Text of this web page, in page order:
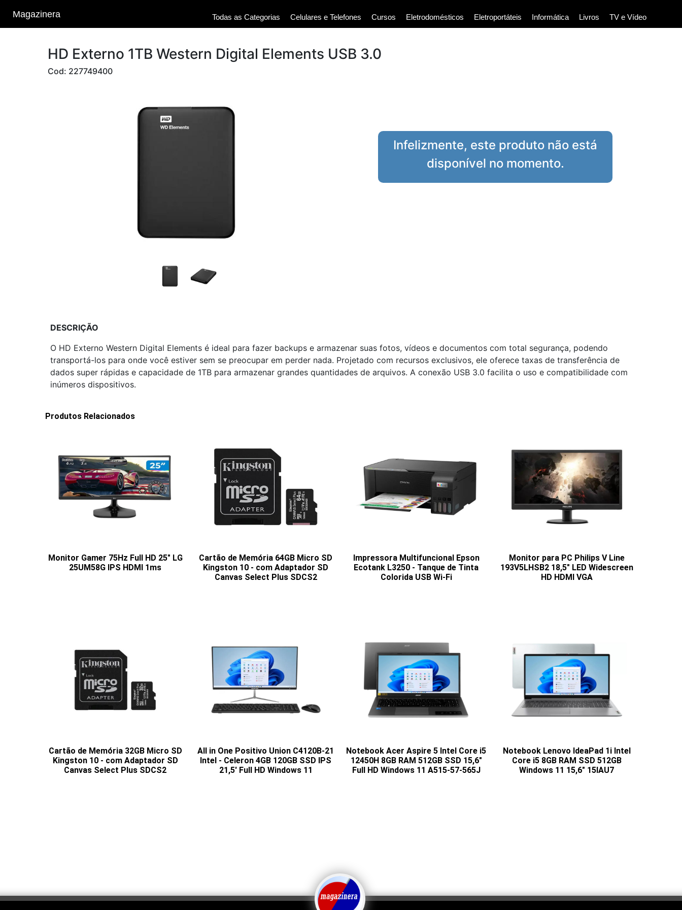
Magazinera Todas as Categorias Celulares e Telefones Cursos Eletrodomésticos Eletroportáteis Informática Livros TV e Vídeo
HD Externo 1TB Western Digital Elements USB 3.0
Cod: 227749400
Infelizmente, este produto não está
disponível no momento.
DESCRIÇÃO
O HD Externo Western Digital Elements é ideal para fazer backups e armazenar suas fotos, vídeos e documentos com total segurança, podendo
transportá-los para onde você estiver sem se preocupar em perder nada. Projetado com recursos exclusivos, ele oferece taxas de transferência de
dados super rápidas e capacidade de 1TB para armazenar grandes quantidades de arquivos. A conexão USB 3.0 facilita o uso e compatibilidade com
inúmeros dispositivos.
Produtos Relacionados
Monitor Gamer 75Hz Full HD 25" LG
25UM58G IPS HDMI 1ms
Cartão de Memória 64GB Micro SD
Kingston 10 - com Adaptador SD
Canvas Select Plus SDCS2
Impressora Multifuncional Epson
Ecotank L3250 - Tanque de Tinta
Colorida USB Wi-Fi
Monitor para PC Philips V Line
193V5LHSB2 18,5" LED Widescreen
HD HDMI VGA
Cartão de Memória 32GB Micro SD
Kingston 10 - com Adaptador SD
Canvas Select Plus SDCS2
All in One Positivo Union C4120B-21
Intel - Celeron 4GB 120GB SSD IPS
21,5' Full HD Windows 11
Notebook Acer Aspire 5 Intel Core i5
12450H 8GB RAM 512GB SSD 15,6"
Full HD Windows 11 A515-57-565J
Notebook Lenovo IdeaPad 1i Intel
Core i5 8GB RAM SSD 512GB
Windows 11 15,6" 15IAU7